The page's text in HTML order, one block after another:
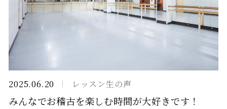
2025.06.20 レッスン生の声
みんなでお稽古を楽しむ時間が大好きです！